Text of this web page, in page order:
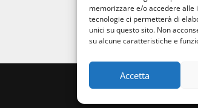
memorizzare e/o accedere alle
tecnologie ci permetterà di
unici su questo sito. Non
su alcune caratteristiche e
Accetta
Privacy Policy
Informativa
Condizioni di